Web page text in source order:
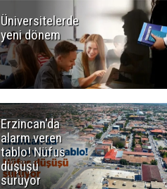
Üniversitelerde
yeni dönem
Erzincan'da
alarm veren
tablo! Nüfus
düşüşü
sürüyor